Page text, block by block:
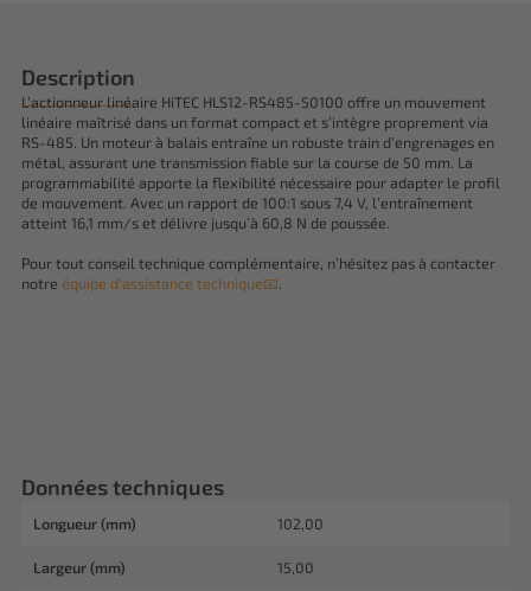
Description
L’actionneur linéaire HiTEC HLS12-RS485-50100 offre un mouvement
linéaire maîtrisé dans un format compact et s’intègre proprement via
RS-485. Un moteur à balais entraîne un robuste train d’engrenages en
métal, assurant une transmission fiable sur la course de 50 mm. La
programmabilité apporte la flexibilité nécessaire pour adapter le profil
de mouvement. Avec un rapport de 100:1 sous 7,4 V, l’entraînement
atteint 16,1 mm/s et délivre jusqu’à 60,8 N de poussée.
Pour tout conseil technique complémentaire, n’hésitez pas à contacter
notre équipe d’assistance technique📧.
Données techniques
Longueur (mm) 102,00
Largeur (mm) 15,00